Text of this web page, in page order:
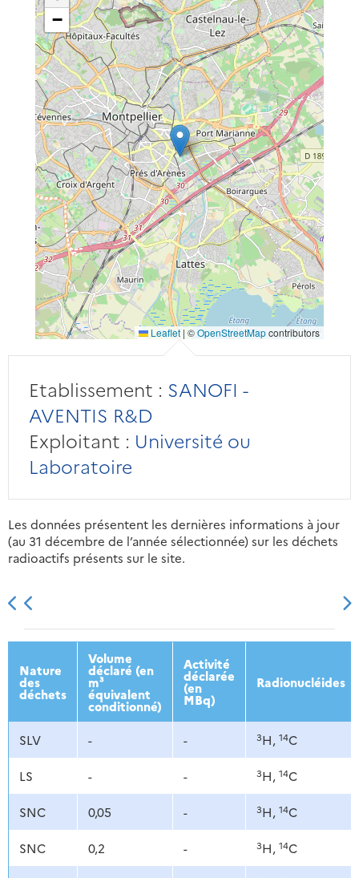
−
Leaflet|©OpenStreetMapcontributors
Etablissement : SANOFI -
AVENTIS R&D
Exploitant : Université ou
Laboratoire
Les données présentent les dernières informations à jour
(au 31 décembre de l’année sélectionnée) sur les déchets
radioactifs présents sur le site.
2013 2014 2015 2016
Nature
des
déchets
Volume
déclaré (en
m³
équivalent
conditionné)
Activité
déclarée
(en
MBq)
Radionucléides
SLV - - 3H, 14C
LS - - 3H, 14C
SNC 0,05 - 3H, 14C
SNC 0,2 - 3H, 14C